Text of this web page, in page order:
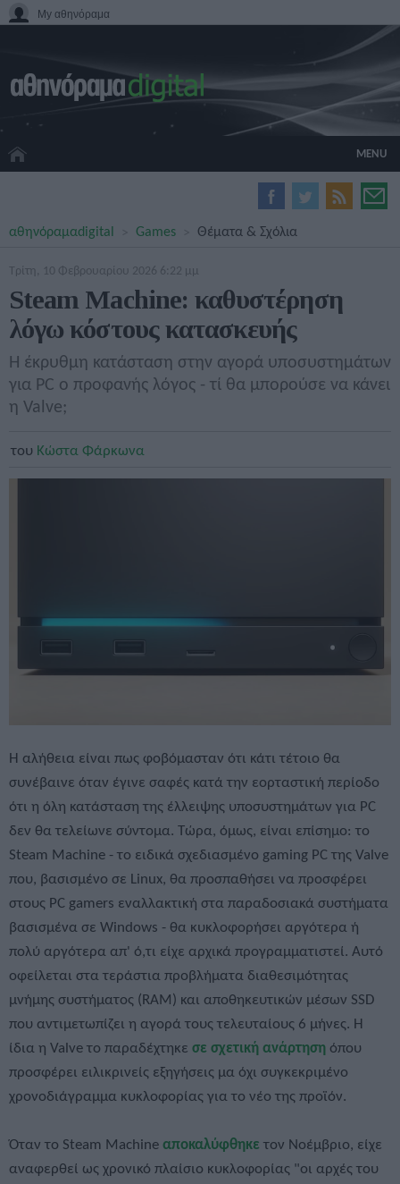
My αθηνόραμα
MENU
HOME CINEMA
GADGETS
TV
GAMES
SPECIALS
αθηνόραμαdigital Games Θέματα & Σχόλια
Τρίτη, 10 Φεβρουαρίου 2026 6:22 μμ
Steam Machine: καθυστέρηση
λόγω κόστους κατασκευής
Η έκρυθμη κατάσταση στην αγορά υποσυστημάτων
για PC ο προφανής λόγος - τί θα μπορούσε να κάνει
η Valve;
του Κώστα Φάρκωνα
Η αλήθεια είναι πως φοβόμασταν ότι κάτι τέτοιο θα
συνέβαινε όταν έγινε σαφές κατά την εορταστική περίοδο
ότι η όλη κατάσταση της έλλειψης υποσυστημάτων για PC
δεν θα τελείωνε σύντομα. Τώρα, όμως, είναι επίσημο: το
Steam Machine - το ειδικά σχεδιασμένο gaming PC της Valve
που, βασισμένο σε Linux, θα προσπαθήσει να προσφέρει
στους PC gamers εναλλακτική στα παραδοσιακά συστήματα
βασισμένα σε Windows - θα κυκλοφορήσει αργότερα ή
πολύ αργότερα απ' ό,τι είχε αρχικά προγραμματιστεί. Αυτό
οφείλεται στα τεράστια προβλήματα διαθεσιμότητας
μνήμης συστήματος (RAM) και αποθηκευτικών μέσων SSD
που αντιμετωπίζει η αγορά τους τελευταίους 6 μήνες. Η
ίδια η Valve το παραδέχτηκε σε σχετική ανάρτηση όπου
προσφέρει ειλικρινείς εξηγήσεις μα όχι συγκεκριμένο
χρονοδιάγραμμα κυκλοφορίας για το νέο της προϊόν.
Όταν το Steam Machine αποκαλύφθηκε τον Νοέμβριο, είχε
αναφερθεί ως χρονικό πλαίσιο κυκλοφορίας "οι αρχές του